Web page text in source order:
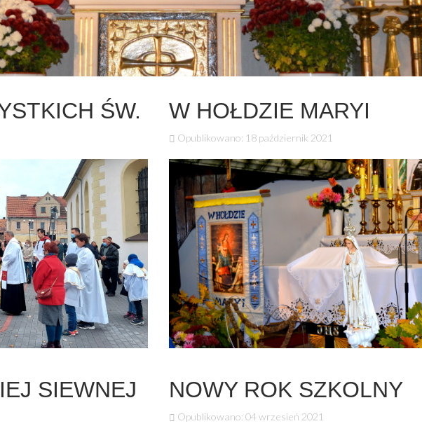
ŚW. W HOŁDZIE MARYI
Opublikowano: 18 październik 2021
SIEWNEJ NOWY ROK SZKOLNY
Opublikowano: 04 wrzesień 2021